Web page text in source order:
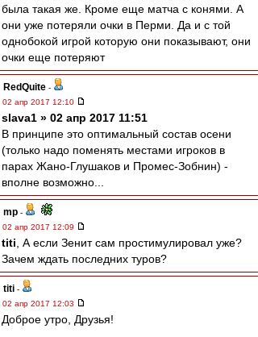
была такая же. Кроме еще матча с конями. А
они уже потеряли очки в Перми. Да и с той
однобокой игрой которую они показывают, они
очки еще потеряют
RedQuite -
02 апр 2017 12:10
slava1 » 02 апр 2017 11:51
В принципе это оптимальный состав осени
(только надо поменять местами игроков в
парах Жано-Глушаков и Промес-Зобнин) -
вполне возможно...
mp -
02 апр 2017 12:09
titi , А если Зенит сам простимулировал уже?
Зачем ждать последних туров?
titi -
02 апр 2017 12:03
Доброе утро, Друзья!